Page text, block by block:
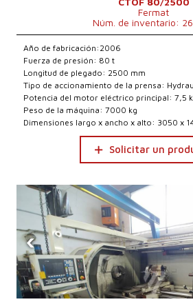
Fermat
Núm. de inventario:
Año de fabricación:2006
Fuerza de presión: 80 t
Longitud de plegado: 2500 mm
Tipo de accionamiento de la prensa:
Potencia del motor eléctrico principal: 7,5
Peso de la máquina: 7000 kg
Dimensiones largo x ancho x alto: 3050 x
Solicitar un
‹